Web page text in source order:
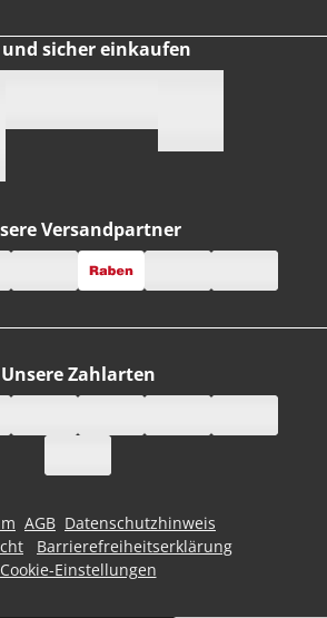
sicher einkaufen
Unsere Zahlarten
Versandpartner
AGB Datenschutzhinweis
Barrierefreiheitserklärung
Cookie-Einstellungen